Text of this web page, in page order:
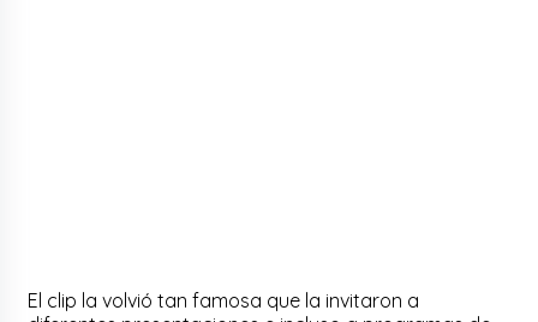
El clip la volvió tan famosa que la invitaron a